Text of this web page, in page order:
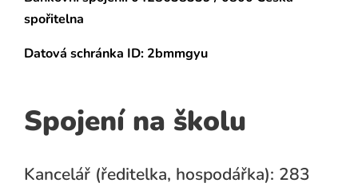
spořitelna
Datová schránka ID: 2bmmgyu
Spojení na školu
Kancelář (ředitelka, hospodářka): 283